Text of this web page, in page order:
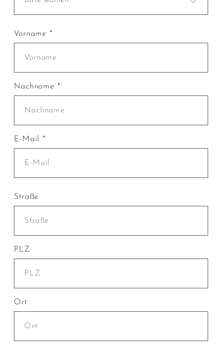
Vorname *
Nachname *
E-Mail *
Straße
PLZ
Ort